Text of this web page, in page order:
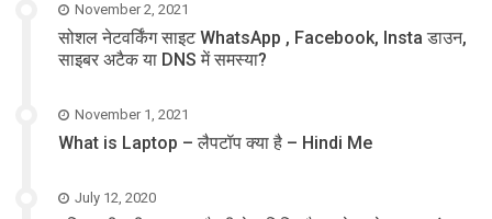
November 2, 2021
सोशल नेटवर्किंग साइट WhatsApp , Facebook, Insta डाउन,
साइबर अटैक या DNS में समस्या?
November 1, 2021
What is Laptop – लैपटॉप क्या है – Hindi Me
July 12, 2020